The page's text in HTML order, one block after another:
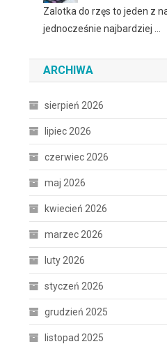
Zalotka do rzęs to jeden z
jednocześnie najbardziej …
ARCHIWA
sierpień 2026
lipiec 2026
czerwiec 2026
maj 2026
kwiecień 2026
marzec 2026
luty 2026
styczeń 2026
grudzień 2025
listopad 2025